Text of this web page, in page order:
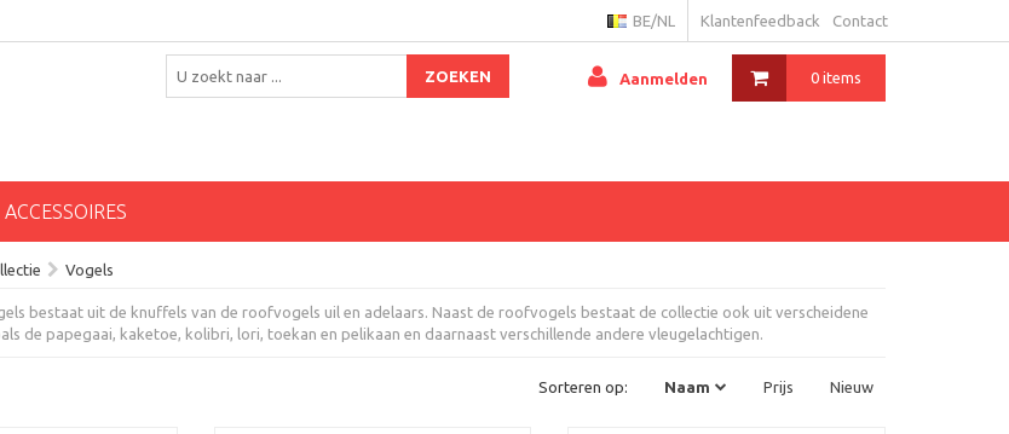
Klantenfeedback Contact
BE/NL
0 items
Aanmelden
ZOEKEN
ACCESSOIRES
Vogels
bestaat uit de knuffels van de roofvogels uil en adelaars. Naast de roofvogels bestaat de collectie ook uit verscheidene
de papegaai, kaketoe, kolibri, lori, toekan en pelikaan en daarnaast verschillende andere vleugelachtigen.
Sorteren op: Naam Prijs Nieuw